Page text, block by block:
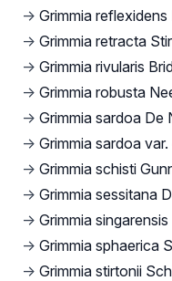
→ Grimmia reflexidens
→ Grimmia retracta
→ Grimmia rivularis
→ Grimmia robusta
→ Grimmia sardoa De
→ Grimmia sardoa
→ Grimmia schisti
→ Grimmia sessitana
→ Grimmia
→ Grimmia sphaerica
→ Grimmia stirtonii